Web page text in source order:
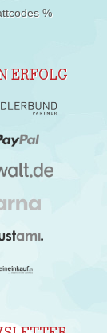
%
ERFOLG